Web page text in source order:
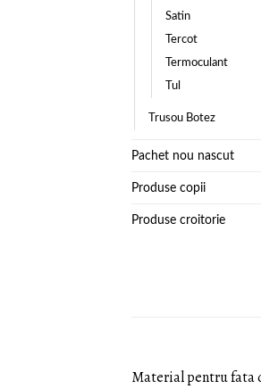
Satin
Tercot
Termoculant
Tul
Trusou Botez
Pachet nou nascut
Produse copii
Produse croitorie
Material pentru fata